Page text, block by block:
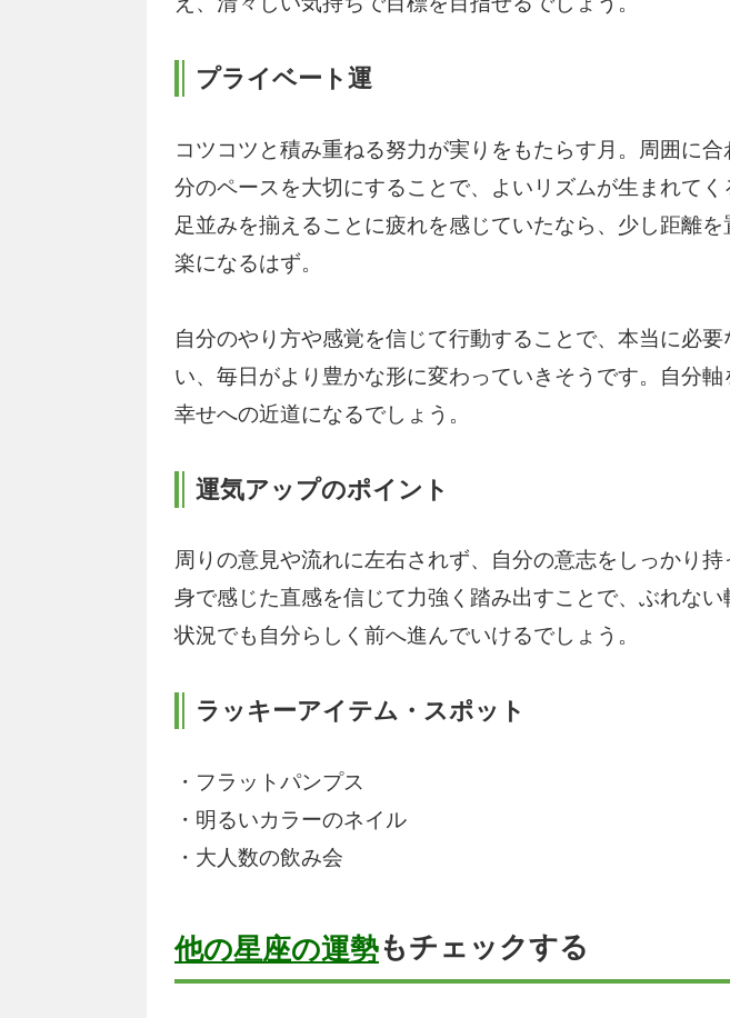
プライベート運
コツコツと積み重ねる努力が実りをもたらす月。周囲に合
分のペースを大切にすることで、よいリズムが生まれてく
足並みを揃えることに疲れを感じていたなら、少し距離
楽になるはず。
自分のやり方や感覚を信じて行動することで、本当に必
い、毎日がより豊かな形に変わっていきそうです。自分軸
幸せへの近道になるでしょう。
運気アップのポイント
周りの意見や流れに左右されず、自分の意志をしっかり
身で感じた直感を信じて力強く踏み出すことで、ぶれな
状況でも自分らしく前へ進んでいけるでしょう。
ラッキーアイテム・スポット
・フラットパンプス
・明るいカラーのネイル
・大人数の飲み会
他の星座の運勢もチェックする